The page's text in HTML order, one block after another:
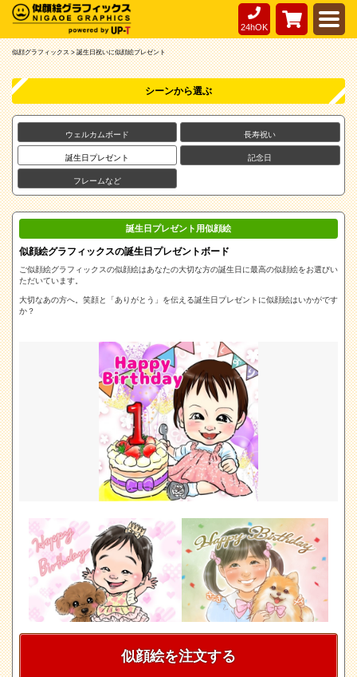
24hOK
似顔グラフィックス > 誕生日祝いに似顔絵プレゼント
シーンから選ぶ
ウェルカムボード 長寿祝い
誕生日プレゼント 記念日
フレームなど
誕生日プレゼント用似顔絵
似顔絵グラフィックスの誕生日プレゼントボード
ご似顔絵グラフィックスの似顔絵はあなたの大切な方の誕生日に最高の似顔絵をお選びい
ただいています。
大切なあの方へ。笑顔と「ありがとう」を伝える誕生日プレゼントに似顔絵はいかがです
か？
似顔絵を注文する